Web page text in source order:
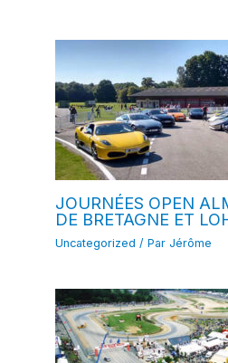
JOURNÉES OPEN
DE BRETAGNE ET
Uncategorized / ParJérôme